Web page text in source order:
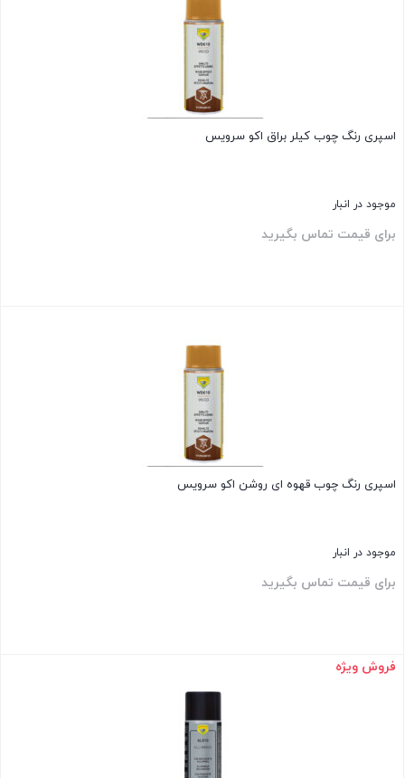
اسپری رنگ چوب کیلر براق اکو سرویس
موجود در انبار
برای قیمت تماس بگیرید
اسپری رنگ چوب قهوه ای روشن اکو سرویس
موجود در انبار
برای قیمت تماس بگیرید
بستن
فروش ویژه